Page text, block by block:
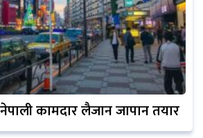
कामदार लैजान जापान तयार